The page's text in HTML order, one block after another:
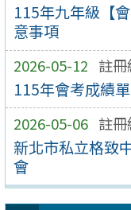
115年九年級【
意事項
2026-05-12 註冊
115年會考成績
2026-05-06 註冊
新北市私立格致
會